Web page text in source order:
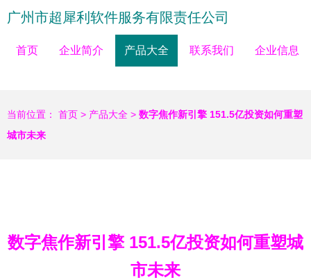
广州市超犀利软件服务有限责任公司
首页 企业简介 产品大全 联系我们 企业信息
当前位置： 首页 > 产品大全 > 数字焦作新引擎 151.5亿投资如何重塑
城市未来
数字焦作新引擎 151.5亿投资如何重塑城
市未来